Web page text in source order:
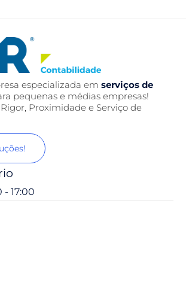
especializada em serviços de
pequenas e médias empresas!
Proximidade e Serviço de
- 17:00